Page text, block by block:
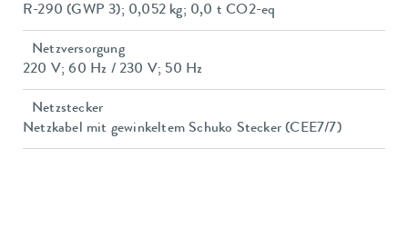
R-290 (GWP 3); 0,052 kg; 0,0 t CO2-eq
Netzversorgung
220 V; 60 Hz / 230 V; 50 Hz
Netzstecker
Netzkabel mit gewinkeltem Schuko Stecker (CEE7/7)